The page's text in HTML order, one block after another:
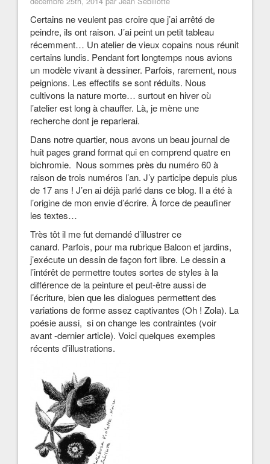
Certains ne veulent pas croire que j’ai arrêté de
peindre, ils ont raison. J’ai peint un petit tableau
récemment… Un atelier de vieux copains nous réunit
certains lundis. Pendant fort longtemps nous avions
un modèle vivant à dessiner. Parfois, rarement, nous
peignions. Les effectifs se sont réduits. Nous
cultivons la nature morte… surtout en hiver où
l’atelier est long à chauffer. Là, je mène une
recherche dont je reparlerai.
Dans notre quartier, nous avons un beau journal de
huit pages grand format qui en comprend quatre en
bichromie. Nous sommes près du numéro 60 à
raison de trois numéros l’an. J’y participe depuis plus
de 17 ans ! J’en ai déjà parlé dans ce blog. Il a été à
l’origine de mon envie d’écrire. À force de peaufiner
les textes…
Très tôt il me fut demandé d’illustrer ce
canard. Parfois, pour ma rubrique Balcon et jardins,
j’exécute un dessin de façon fort libre. Le dessin a
l’intérêt de permettre toutes sortes de styles à la
différence de la peinture et peut-être aussi de
l’écriture, bien que les dialogues permettent des
variations de forme assez captivantes (Oh ! Zola). La
poésie aussi, si on change les contraintes (voir
avant -dernier article). Voici quelques exemples
récents d’illustrations.